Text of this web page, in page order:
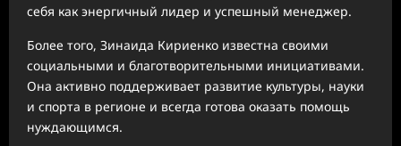
себя как энергичный лидер и успешный менеджер.
Более того, Зинаида Кириенко известна своими
социальными и благотворительными инициативами.
Она активно поддерживает развитие культуры, науки
и спорта в регионе и всегда готова оказать помощь
нуждающимся.